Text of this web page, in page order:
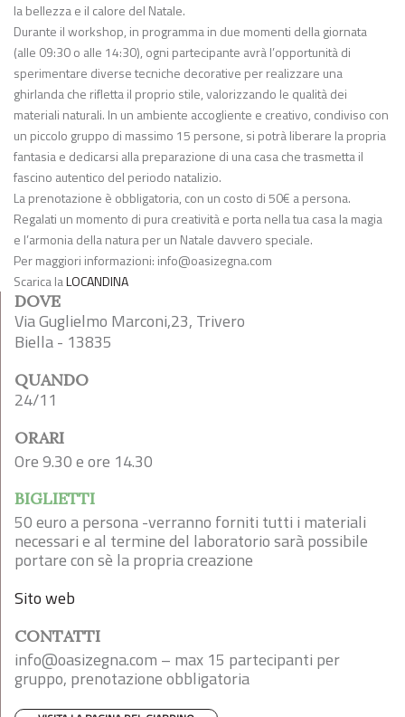
la bellezza e il calore del Natale.
Durante il workshop, in programma in due momenti della giornata
(alle 09:30 o alle 14:30), ogni partecipante avrà l’opportunità di
sperimentare diverse tecniche decorative per realizzare una
ghirlanda che rifletta il proprio stile, valorizzando le qualità dei
materiali naturali. In un ambiente accogliente e creativo, condiviso con
un piccolo gruppo di massimo 15 persone, si potrà liberare la propria
fantasia e dedicarsi alla preparazione di una casa che trasmetta il
fascino autentico del periodo natalizio.
La prenotazione è obbligatoria, con un costo di 50€ a persona.
Regalati un momento di pura creatività e porta nella tua casa la magia
e l’armonia della natura per un Natale davvero speciale.
Per maggiori informazioni: info@oasizegna.com
Scarica laLOCANDINA
DOVE
Via Guglielmo Marconi,23, Trivero
Biella - 13835
QUANDO
24/11
ORARI
Ore 9.30 e ore 14.30
BIGLIETTI
50 euro a persona -verranno forniti tutti i materiali
necessari e al termine del laboratorio sarà possibile
portare con sè la propria creazione
Sito web
CONTATTI
info@oasizegna.com – max 15 partecipanti per
gruppo, prenotazione obbligatoria